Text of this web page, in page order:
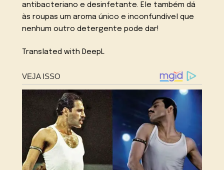
antibacteriano e desinfetante. Ele também dá
às roupas um aroma único e inconfundível que
nenhum outro detergente pode dar!
Translated with DeepL